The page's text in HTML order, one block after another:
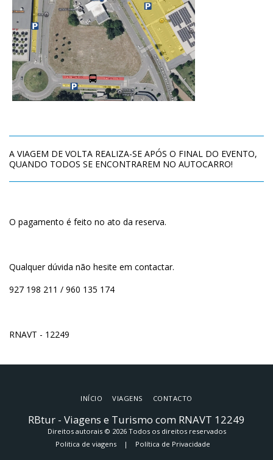
A VIAGEM DE VOLTA REALIZA-SE APÓS O FINAL DO EVENTO,
QUANDO TODOS SE ENCONTRAREM NO AUTOCARRO!
O pagamento é feito no ato da reserva.
Qualquer dúvida não hesite em contactar.
927 198 211 / 960 135 174
RNAVT - 12249
RBtur - Viagens e Turismo com RNAVT 12249
Direitos autorais © 2026 Todos os direitos reservados
Politica de viagens | Política de Privacidade
INÍCIO VIAGENS CONTACTO